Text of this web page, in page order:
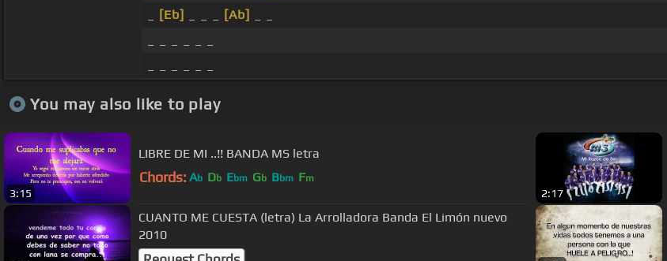
[Eb] [Ab]
You may also like to play
3:15
LIBRE DE MI ..!! BANDA MS letra
Chords: Ab Db Ebm Gb Bbm Fm
2:17
CUANTO ME CUESTA (letra) La Arrolladora Banda El Limón nuevo
2010